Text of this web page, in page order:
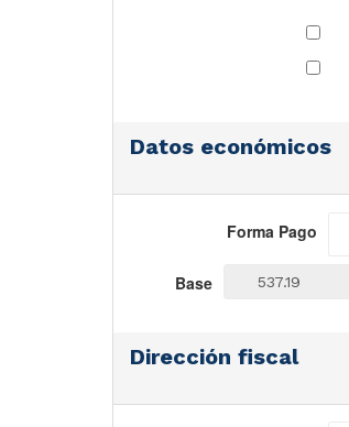
Datos económicos
Forma Pago
Base
Dirección fiscal